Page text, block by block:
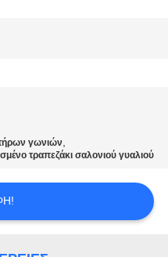
γωνιών,
τραπεζάκι σαλονιού γυαλιού